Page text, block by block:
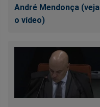
André Mendonça (veja
o vídeo)